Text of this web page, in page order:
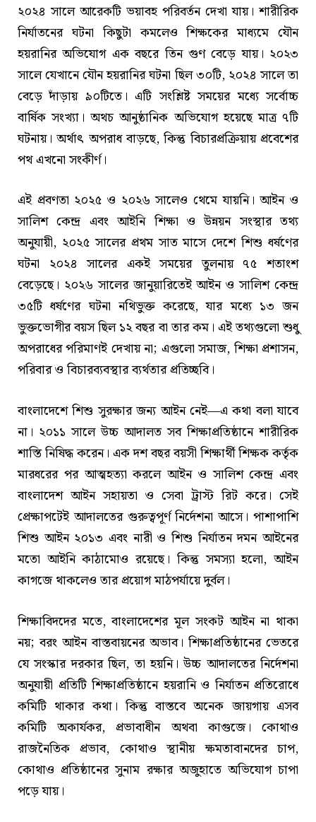
২০২৪ সালে আরেকটি ভয়াবহ পরিবর্তন দেখা যায়। শারীরিক
নির্যাতনের ঘটনা কিছুটা কমলেও শিক্ষকের মাধ্যমে যৌন
হয়রানির অভিযোগ এক বছরে তিন গুণ বেড়ে যায়। ২০২৩
সালে যেখানে যৌন হয়রানির ঘটনা ছিল ৩০টি, ২০২৪ সালে তা
বেড়ে দাঁড়ায় ৯০টিতে। এটি সংশ্লিষ্ট সময়ের মধ্যে সর্বোচ্চ
বার্ষিক সংখ্যা। অথচ আনুষ্ঠানিক অভিযোগ হয়েছে মাত্র ৭টি
ঘটনায়। অর্থাৎ অপরাধ বাড়ছে, কিন্তু বিচারপ্রক্রিয়ায় প্রবেশের
পথ এখনো সংকীর্ণ।
এই প্রবণতা ২০২৫ ও ২০২৬ সালেও থেমে যায়নি। আইন ও
সালিশ কেন্দ্র এবং আইনি শিক্ষা ও উন্নয়ন সংস্থার তথ্য
অনুযায়ী, ২০২৫ সালের প্রথম সাত মাসে দেশে শিশু ধর্ষণের
ঘটনা ২০২৪ সালের একই সময়ের তুলনায় ৭৫ শতাংশ
বেড়েছে। ২০২৬ সালের জানুয়ারিতেই আইন ও সালিশ কেন্দ্র
৩৫টি ধর্ষণের ঘটনা নথিভুক্ত করেছে, যার মধ্যে ১৩ জন
ভুক্তভোগীর বয়স ছিল ১২ বছর বা তার কম। এই তথ্যগুলো শুধু
অপরাধের পরিমাণই দেখায় না; এগুলো সমাজ, শিক্ষা প্রশাসন,
পরিবার ও বিচারব্যবস্থার ব্যর্থতার প্রতিচ্ছবি।
বাংলাদেশে শিশু সুরক্ষার জন্য আইন নেই—এ কথা বলা যাবে
না। ২০১১ সালে উচ্চ আদালত সব শিক্ষাপ্রতিষ্ঠানে শারীরিক
শাস্তি নিষিদ্ধ করেন। এক দশ বছর বয়সী শিক্ষার্থী শিক্ষক কর্তৃক
মারধরের পর আত্মহত্যা করলে আইন ও সালিশ কেন্দ্র এবং
বাংলাদেশ আইন সহায়তা ও সেবা ট্রাস্ট রিট করে। সেই
প্রেক্ষাপটেই আদালতের গুরুত্বপূর্ণ নির্দেশনা আসে। পাশাপাশি
শিশু আইন ২০১৩ এবং নারী ও শিশু নির্যাতন দমন আইনের
মতো আইনি কাঠামোও রয়েছে। কিন্তু সমস্যা হলো, আইন
কাগজে থাকলেও তার প্রয়োগ মাঠপর্যায়ে দুর্বল।
শিক্ষাবিদদের মতে, বাংলাদেশের মূল সংকট আইন না থাকা
নয়; বরং আইন বাস্তবায়নের অভাব। শিক্ষাপ্রতিষ্ঠানের ভেতরে
যে সংস্কার দরকার ছিল, তা হয়নি। উচ্চ আদালতের নির্দেশনা
অনুযায়ী প্রতিটি শিক্ষাপ্রতিষ্ঠানে হয়রানি ও নির্যাতন প্রতিরোধে
কমিটি থাকার কথা। কিন্তু বাস্তবে অনেক জায়গায় এসব
কমিটি অকার্যকর, প্রভাবাধীন অথবা কাগুজে। কোথাও
রাজনৈতিক প্রভাব, কোথাও স্থানীয় ক্ষমতাবানদের চাপ,
কোথাও প্রতিষ্ঠানের সুনাম রক্ষার অজুহাতে অভিযোগ চাপা
পড়ে যায়।